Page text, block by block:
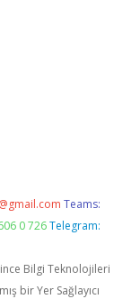
Teams:
0 726 Telegram:
Bilgi Teknolojileri
bir Yer Sağlayıcı